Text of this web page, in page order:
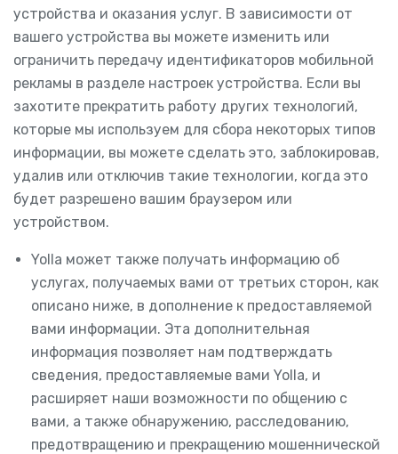
устройства и оказания услуг. В зависимости от
вашего устройства вы можете изменить или
ограничить передачу идентификаторов мобильной
рекламы в разделе настроек устройства. Если вы
захотите прекратить работу других технологий,
которые мы используем для сбора некоторых типов
информации, вы можете сделать это, заблокировав,
удалив или отключив такие технологии, когда это
будет разрешено вашим браузером или
устройством.
Yolla может также получать информацию об
услугах, получаемых вами от третьих сторон, как
описано ниже, в дополнение к предоставляемой
вами информации. Эта дополнительная
информация позволяет нам подтверждать
сведения, предоставляемые вами Yolla, и
расширяет наши возможности по общению с
вами, а также обнаружению, расследованию,
предотвращению и прекращению мошеннической